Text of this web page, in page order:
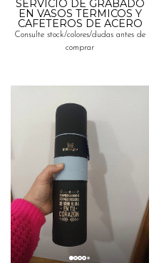
SERVICIO DE GRABADO
EN VASOS TERMICOS Y
CAFETEROS DE ACERO
Consulte stock/colores/dudas antes de
comprar